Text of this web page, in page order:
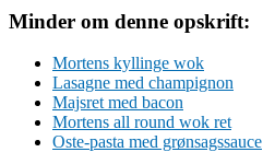
Minder om denne opskrift:
Mortens kyllinge wok
Lasagne med champignon
Majsret med bacon
Mortens all round wok ret
Oste-pasta med grønsagssauce